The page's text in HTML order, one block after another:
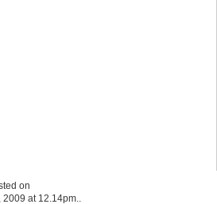
on
2009 at 12.14pm